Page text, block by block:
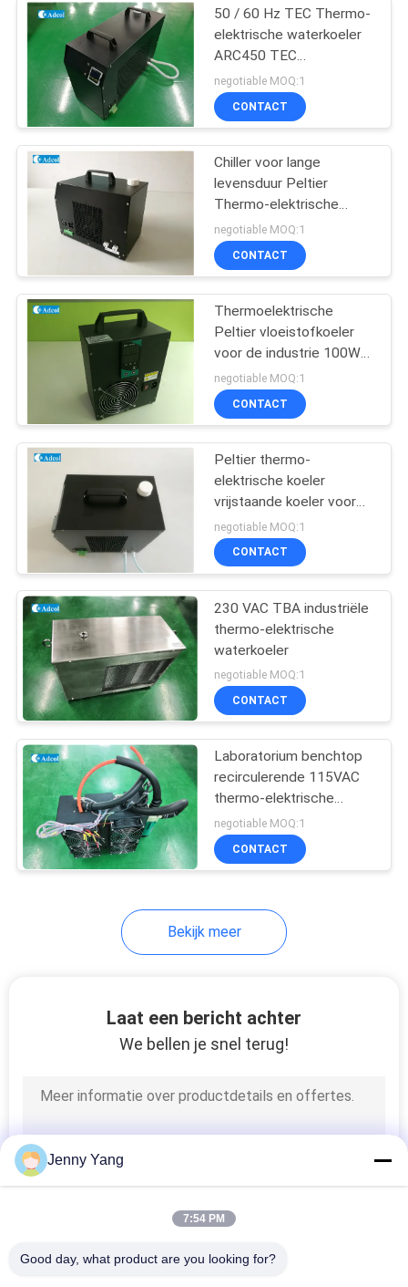
PRIVACY
POLICY
50 / 60 Hz TEC Thermo-
elektrische waterkoeler
ARC450 TEC
Verwarmingskoeler
negotiable MOQ:1
CONTACT
Chiller voor lange
levensduur Peltier
Thermo-elektrische
chiller voor industriële
instrumenten
negotiable MOQ:1
CONTACT
Thermoelektrische
Peltier vloeistofkoeler
voor de industrie 100W
90 ~ 265VAC 50 / 60 Hz
negotiable MOQ:1
CONTACT
Peltier thermo-
elektrische koeler
vrijstaande koeler voor
machines
negotiable MOQ:1
CONTACT
230 VAC TBA industriële
thermo-elektrische
waterkoeler
negotiable MOQ:1
CONTACT
Laboratorium benchtop
recirculerende 115VAC
thermo-elektrische
waterkoeler
negotiable MOQ:1
CONTACT
Bekijk meer
Laat een bericht achter
We bellen je snel terug!
Jenny Yang
7:54 PM
Good day, what product are you looking for?